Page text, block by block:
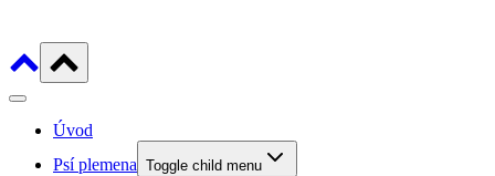
Úvod
Psí plemena Toggle child menu